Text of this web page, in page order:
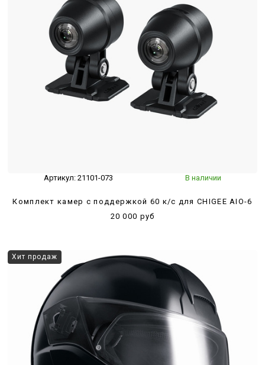
Артикул: 21101-073 В наличии
Комплект камер с поддержкой 60 к/с для CHIGEE AIO-6
20 000 руб
Хит продаж